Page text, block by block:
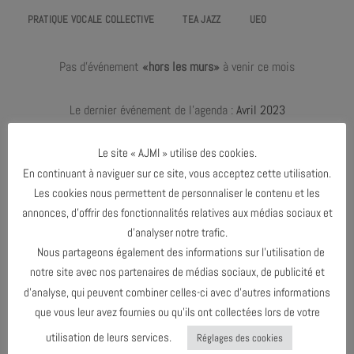
PRATIQUE VOCALE COLLECTIVE
TEA JAZZ UEO
Pas d'événement «hors les murs» à venir ce mois
Le dernier événement de l'agenda : Avril 2023
JANVIER 2023
AGENDA AU FORMATI CAL
TÉLÉCHARGER LE PROGRAMME
Le site « AJMI » utilise des cookies.
En continuant à naviguer sur ce site, vous acceptez cette utilisation.
Les cookies nous permettent de personnaliser le contenu et les
annonces, d’offrir des fonctionnalités relatives aux médias sociaux et
d’analyser notre trafic.
Nous partageons également des informations sur l’utilisation de
notre site avec nos partenaires de médias sociaux, de publicité et
d’analyse, qui peuvent combiner celles-ci avec d’autres informations
que vous leur avez fournies ou qu’ils ont collectées lors de votre
utilisation de leurs services.
Réglages des cookies